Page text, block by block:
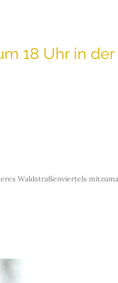
18 Uhr in
Waldstraßenviertels